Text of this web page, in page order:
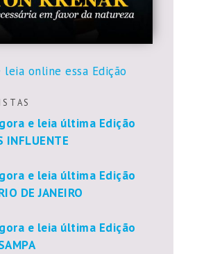
leia online essa Edição
T A S
e leia última Edição
INFLUENTE
e leia última Edição
DE JANEIRO
e leia última Edição